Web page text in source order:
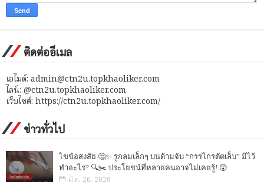
ติดต่ออีเมล
เอไมด์: admin@ctn2u.topkhaoliker.com
ไลน์: @ctn2u.topkhaoliker.com
เว็บไซต์: https://ctn2u.topkhaoliker.com/
ข่าวทั่วไป
ไขข้อสงสัย 🤔✨ รูกลมเล็กๆ บนด้ามจับ “กรรไกรตัดเล็บ” มีไว้
ทำอะไร? 🔍✂️ ประโยชน์ที่หลายคนอาจไม่เคยรู้! 😲